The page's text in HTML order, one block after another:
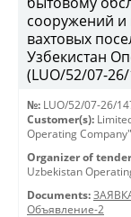
сооружений
вахтовых
Узбекистан
(LUO/52/07-
№: LUO/52/07-26/
Customer(s):
Operating Company"
Organizer of
Uzbekistan
Documents:
Объявление-2